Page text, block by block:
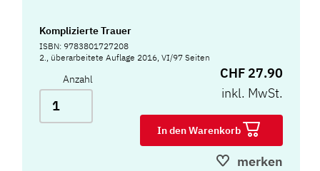
Komplizierte Trauer
ISBN: 9783801727208
2., überarbeitete Auflage 2016, VI/97 Seiten
Anzahl
CHF 27.90
inkl. MwSt.
In den Warenkorb
merken